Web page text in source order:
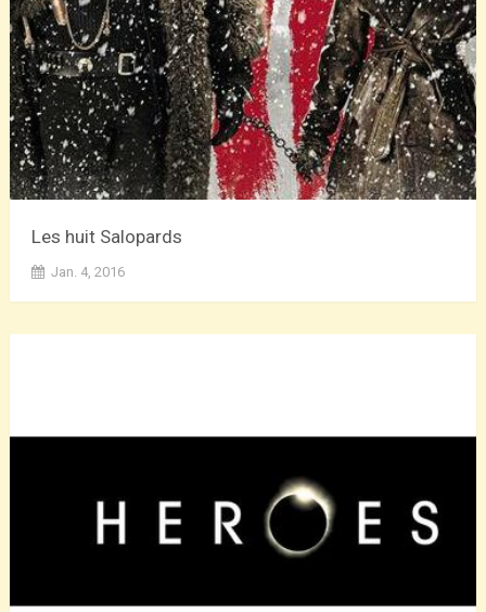
Les huit Salopards
Jan. 4, 2016